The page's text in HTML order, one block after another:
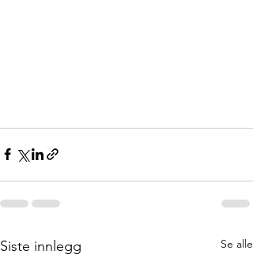
Siste innlegg Se alle